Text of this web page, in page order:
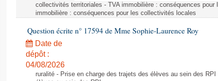
collectivités territoriales - TVA immobilière : conséquences
immobilière : conséquences pour les collectivités locales
Question écrite n° 17594 de Mme Sophie-Laurence Roy
Date de
dépôt :
04/08/2026
ruralité - Prise en charge des trajets des élèves au sein des